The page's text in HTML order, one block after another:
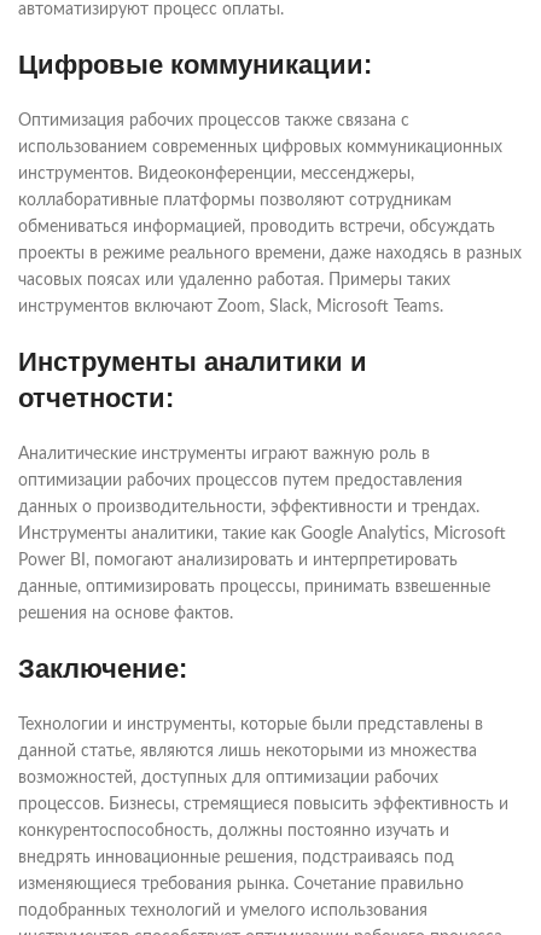
автоматизируют процесс оплаты.
Цифровые коммуникации:
Оптимизация рабочих процессов также связана с
использованием современных цифровых коммуникационных
инструментов. Видеоконференции, мессенджеры,
коллаборативные платформы позволяют сотрудникам
обмениваться информацией, проводить встречи, обсуждать
проекты в режиме реального времени, даже находясь в разных
часовых поясах или удаленно работая. Примеры таких
инструментов включают Zoom, Slack, Microsoft Teams.
Инструменты аналитики и
отчетности:
Аналитические инструменты играют важную роль в
оптимизации рабочих процессов путем предоставления
данных о производительности, эффективности и трендах.
Инструменты аналитики, такие как Google Analytics, Microsoft
Power BI, помогают анализировать и интерпретировать
данные, оптимизировать процессы, принимать взвешенные
решения на основе фактов.
Заключение:
Технологии и инструменты, которые были представлены в
данной статье, являются лишь некоторыми из множества
возможностей, доступных для оптимизации рабочих
процессов. Бизнесы, стремящиеся повысить эффективность и
конкурентоспособность, должны постоянно изучать и
внедрять инновационные решения, подстраиваясь под
изменяющиеся требования рынка. Сочетание правильно
подобранных технологий и умелого использования